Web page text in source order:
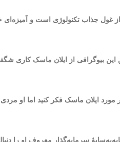
از غول جذاب تکنولوژی است و
این بیوگرافی از ایلان ماسک کاری
مورد ایلان ماسک فکر کنید اما او
سرمایه‌گذار معروف او را